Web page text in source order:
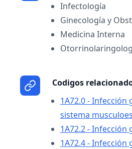
Infectología
Ginecología y
Medicina Interna
Codigos
1A72.0 - Infección
sistema
1A72.2 - Infección
1A72.4 - Infección